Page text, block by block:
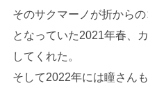
そのサクマーノが折から
となっていた2021年春、
してくれた。
そして2022年には瞳さん